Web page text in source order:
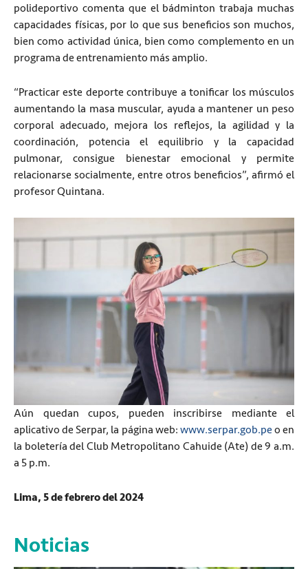
polideportivo comenta que el bádminton trabaja muchas
capacidades físicas, por lo que sus beneficios son muchos,
bien como actividad única, bien como complemento en un
programa de entrenamiento más amplio.
“Practicar este deporte contribuye a tonificar los músculos
aumentando la masa muscular, ayuda a mantener un peso
corporal adecuado, mejora los reflejos, la agilidad y la
coordinación, potencia el equilibrio y la capacidad
pulmonar, consigue bienestar emocional y permite
relacionarse socialmente, entre otros beneficios”, afirmó el
profesor Quintana.
Aún quedan cupos, pueden inscribirse mediante el
aplicativo de Serpar, la página web: www.serpar.gob.pe o en
la boletería del Club Metropolitano Cahuide (Ate) de 9 a.m.
a 5 p.m.
Lima, 5 de febrero del 2024
Noticias